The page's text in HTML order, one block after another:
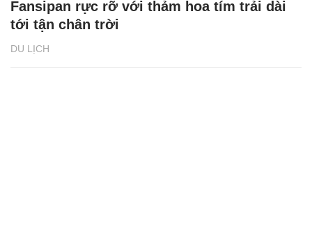
DU LỊCH
Fansipan rực rỡ với thảm hoa tím trải dài
tới tận chân trời